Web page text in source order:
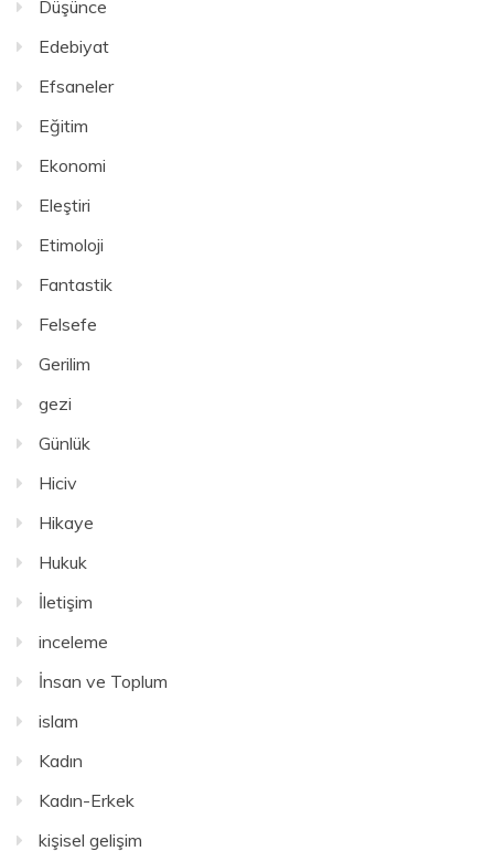
Düşünce
Edebiyat
Efsaneler
Eğitim
Ekonomi
Eleştiri
Etimoloji
Fantastik
Felsefe
Gerilim
gezi
Günlük
Hiciv
Hikaye
Hukuk
İletişim
inceleme
İnsan ve Toplum
islam
Kadın
Kadın-Erkek
kişisel gelişim